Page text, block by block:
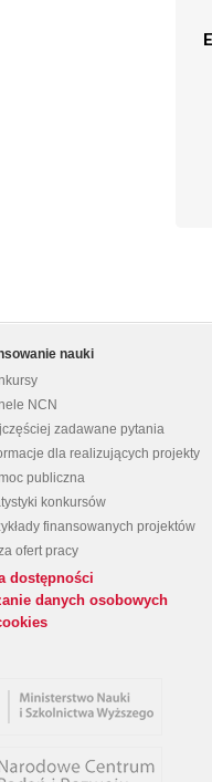
nauki
NCN
zadawane pytania
dla realizujących projekty
publiczna
konkursów
finansowanych projektów
ofert pracy
dostępności
danych osobowych